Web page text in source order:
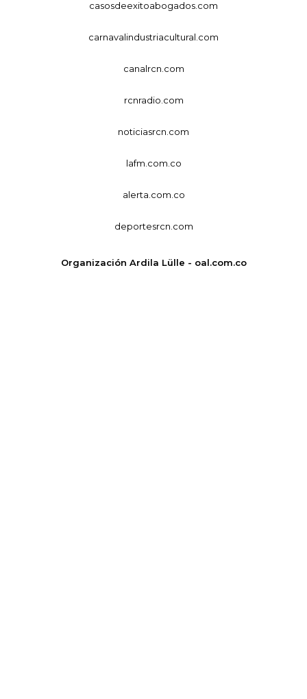
casosdeexitoabogados.com
carnavalindustriacultural.com
canalrcn.com
rcnradio.com
noticiasrcn.com
lafm.com.co
alerta.com.co
deportesrcn.com
Organización Ardila Lülle - oal.com.co